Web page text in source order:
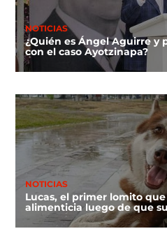
NOTICIAS
¿Quién es Ángel Aguirre y
con el caso Ayotzinapa?
NOTICIAS
Lucas, el primer lomito
alimenticia luego de que